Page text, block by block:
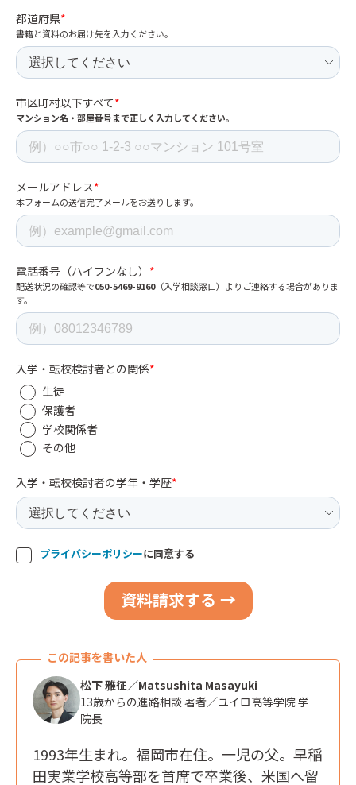
都道府県*
書籍と資料のお届け先を入力ください。
市区町村以下すべて*
マンション名・部屋番号まで正しく入力してください。
メールアドレス*
本フォームの送信完了メールをお送りします。
電話番号（ハイフンなし） *
配送状況の確認等で050-5469-9160（入学相談窓口）よりご連絡する場合がありま
す。
入学・転校検討者との関係*
生徒
保護者
学校関係者
その他
入学・転校検討者の学年・学歴*
プライバシーポリシーに同意する
この記事を書いた人
松下 雅征／Matsushita Masayuki
13歳からの進路相談 著者／ユイロ高等学院 学
院長
1993年生まれ。福岡市在住。一児の父。早稲
田実業学校高等部を首席で卒業後、米国へ留